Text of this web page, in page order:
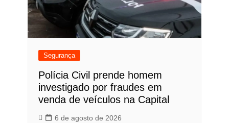
Segurança
Polícia Civil prende homem
investigado por fraudes em
venda de veículos na Capital
6 de agosto de 2026